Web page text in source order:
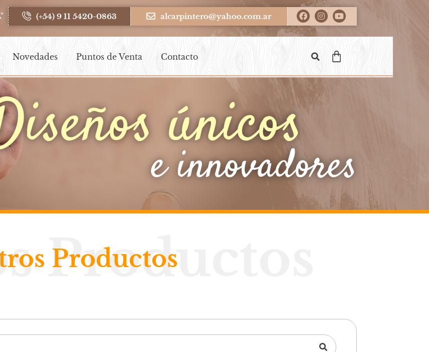
(+54) 9 11 5420-0863 alcarpintero@yahoo.com.ar
Novedades Puntos de Venta Contacto
únicos
e innovadores
Productos
Productos